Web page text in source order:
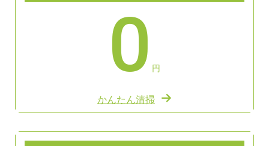
0 円
かんたん清掃